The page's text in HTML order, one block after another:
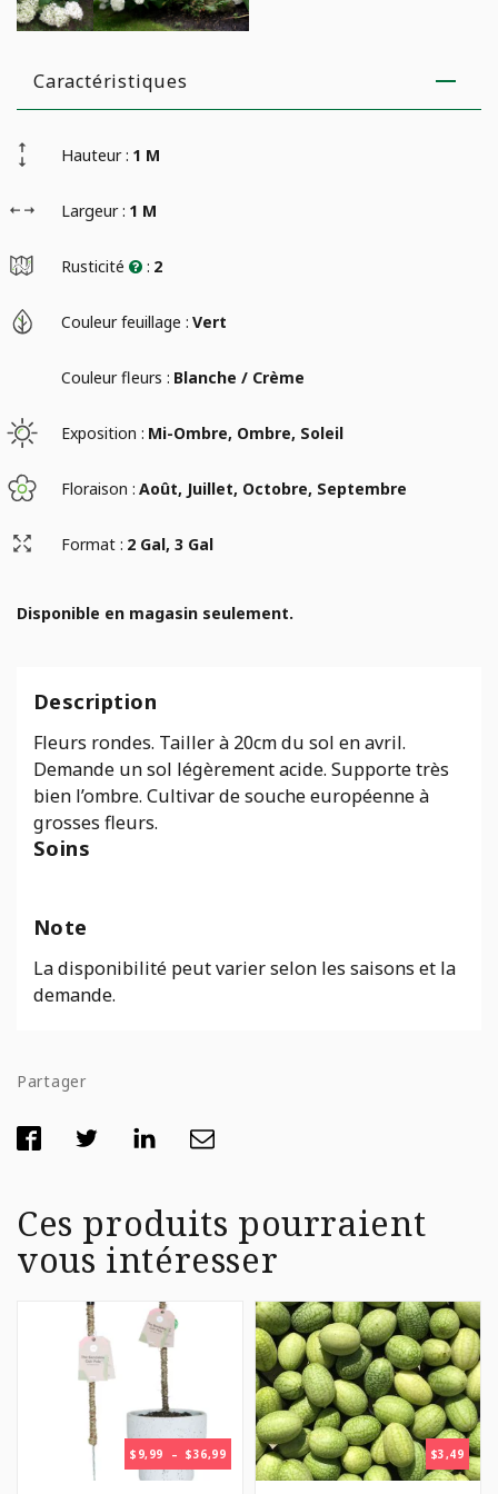
Caractéristiques
Hauteur : 1 M
Largeur : 1 M
Rusticité : 2
Couleur feuillage : Vert
Couleur fleurs : Blanche / Crème
Exposition : Mi-Ombre, Ombre, Soleil
Floraison : Août, Juillet, Octobre, Septembre
Format : 2 Gal, 3 Gal
Disponible en magasin seulement.
Description
Fleurs rondes. Tailler à 20cm du sol en avril.
Demande un sol légèrement acide. Supporte très
bien l’ombre. Cultivar de souche européenne à
grosses fleurs.
Soins
Note
La disponibilité peut varier selon les saisons et la
demande.
Partager
Ces produits pourraient
vous intéresser
$ 9,99 – $36,99PLAGE
DE
$3,49